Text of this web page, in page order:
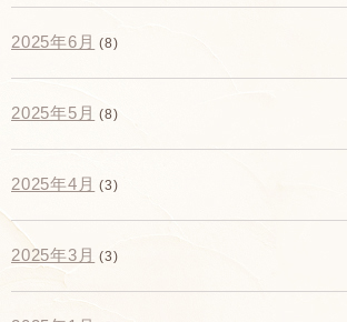
2025年6月 (8)
2025年5月 (8)
2025年4月 (3)
2025年3月 (3)